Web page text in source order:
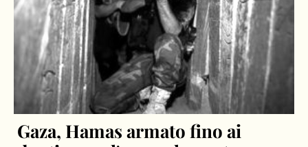
Gaza, Hamas armato fino ai